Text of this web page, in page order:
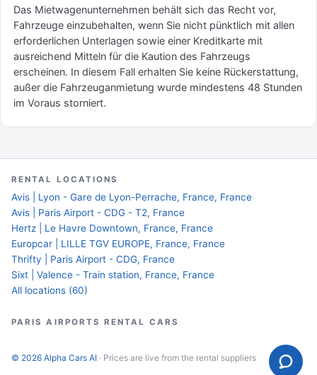
Das Mietwagenunternehmen behält sich das Recht vor,
Fahrzeuge einzubehalten, wenn Sie nicht pünktlich mit allen
erforderlichen Unterlagen sowie einer Kreditkarte mit
ausreichend Mitteln für die Kaution des Fahrzeugs
erscheinen. In diesem Fall erhalten Sie keine Rückerstattung,
außer die Fahrzeuganmietung wurde mindestens 48 Stunden
im Voraus storniert.
RENTAL LOCATIONS
Avis | Lyon - Gare de Lyon-Perrache, France, France
Avis | Paris Airport - CDG - T2, France
Hertz | Le Havre Downtown, France, France
Europcar | LILLE TGV EUROPE, France, France
Thrifty | Paris Airport - CDG, France
Sixt | Valence - Train station, France, France
All locations (60)
PARIS AIRPORTS RENTAL CARS
© 2026 Alpha Cars AI · Prices are live from the rental suppliers